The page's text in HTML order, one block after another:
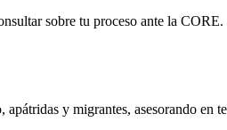
sobre tu proceso ante la CORE.
y migrantes, asesorando en